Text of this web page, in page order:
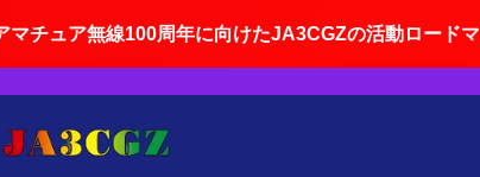
年に向けたJA3CGZの活動ロードマップを公開しました